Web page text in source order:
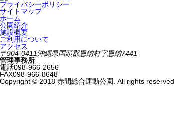
プライバシーポリシー
サイトマップ
ホーム
公園紹介
施設概要
ご利用について
アクセス
〒904-0411 沖縄県国頭郡恩納村字恩納7441
管理事務所
電話098-966-2656
FAX098-966-8648
Copyright © 2018 赤間総合運動公園. All rights reserved.